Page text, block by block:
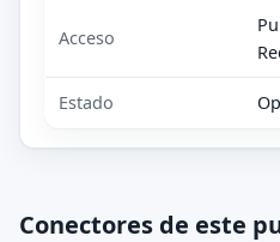
Acceso
Estado
Conectores de este